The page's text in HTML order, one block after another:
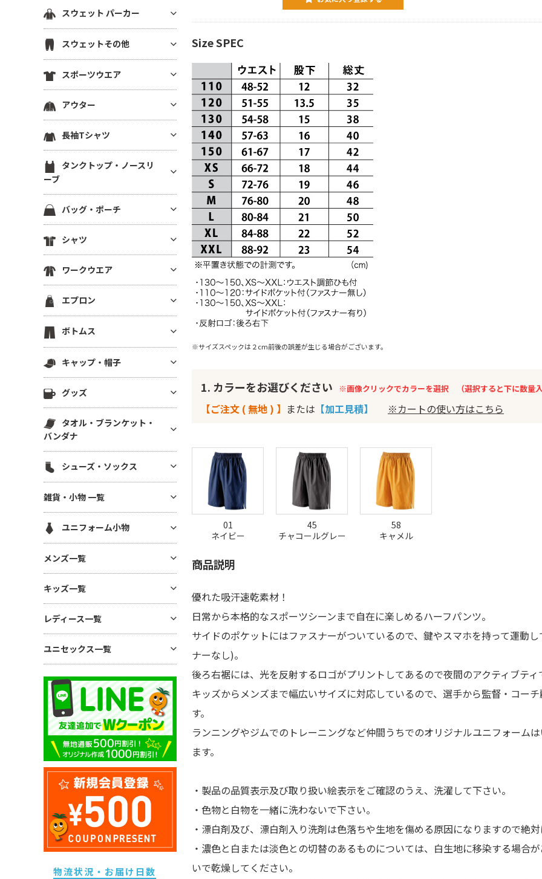
Size SPEC
※サイズスペックは２cm前後の誤差が生じる場合がございます。
1. カラーをお選びください ※画像クリックでカラーを選択 （選択すると下に数量入
【ご注文 ( 無地 ) 】 または 【加工見積】 ※カートの使い方はこちら
01
ネイビー
45
チャコールグレー
58
キャメル
商品説明
優れた吸汗速乾素材！
日常から本格的なスポーツシーンまで自在に楽しめるハーフパンツ。
サイドのポケットにはファスナーがついているので、鍵やスマホを持って運動
ナーなし)。
後ろ右裾には、光を反射するロゴがプリントしてあるので夜間のアクティブティ
キッズからメンズまで幅広いサイズに対応しているので、選手から監督・コー
す。
ランニングやジムでのトレーニングなど仲間うちでのオリジナルユニフォーム
ます。
・製品の品質表示及び取り扱い絵表示をご確認のうえ、洗濯して下さい。
・色物と白物を一緒に洗わないで下さい。
・漂白剤及び、漂白剤入り洗剤は色落ちや生地を傷める原因になりますので絶対
・濃色と白または淡色との切替のあるものについては、白生地に移染する場合
いで乾燥してください。
VネックTシャツ
ポケットTシャツ
オーガニック・天然素材Tシャ
ツ
リサイクル素材Tシャツ
7分袖・5分袖（ハーフスリー
ブ）
ラグランTシャツ
後染め・タイダイTシャツ
クロップドTシャツ
きれいめ・上質プレミアムTシ
ボーダーTシャツ
グラフィックTシャツ
ワンピース・チュニック
メンズカットソー
その他Tシャツ
ドライノースリーブTシャツ
ドライTシャツその他
綿ポロシャツ(半袖)
綿ポロシャツ(長袖)
鹿の子ポロシャツ
ポケ無しポロシャツ
ポケ付きポロシャツ
ボタンダウンポロシャツ
薄手トレーナー(8.9oz以下)
中肉トレーナー(9～10.9oz)
厚手トレーナー(11oz～)
裏毛(裏パイル)トレーナー
裏起毛トレーナー
ドライスウェット トレーナー
ビッグシルエット トレーナー
スウェット パーカー
プルオーバーパーカー
ジップパーカー
薄手パーカー(8.9oz以下)
中肉パーカー(9～10.9oz)
厚手パーカー(11oz～)
裏毛(裏パイル)パーカー
裏起毛パーカー
ドライスウェット パーカー
パーカーその他
スウェットその他
スウェットパンツ
スウェットショーツ
スウェットジャケット
スウェットカーディガン
半袖スウェット
スポーツウエア
スポーツウエア トップス(半袖)
スポーツウエア トップス(長袖)
スポーツウエア ノースリーブ
ジャージ トラックパンツ
ハーフパンツ・ショーツ
ロングパンツ
スポーツ用インナー
ビブス
スポーツ ソックス
スポーツアクセサリー
アウター
ブルゾン(裏地なし)
ブルゾン(裏地あり)
ブルゾン(厚手・防寒）
イベントブルゾン
コーチジャケット
スタジアムジャンパー
スポーツジャケット
フリースジャケット
ポンチョ
はっぴ
その他ジャケット・アウター
長袖Tシャツ
定番無地長袖Tシャツ
ドライ・機能性長袖Tシャツ
薄手長袖Tシャツ(4.9oz以下)
中肉長袖厚Tシャツ(5～5.5oz)
ヘビーウエイト長袖Tシャツ(5.
6～6.4oz)
厚手長袖Tシャツ(6.5oz～)
ビッグシルエット長袖Tシャツ
Vネック長袖Tシャツ
後染め・ピグメント長袖Tシャ
その他長袖Tシャツ
タンクトップ・ノースリ
ーブ
タンクトップ
ノースリーブ
ドライノースリーブ
キャミソール
バッグ・ポーチ
コットンバッグ
キャンバストートバッグ
ナイロン・ポリエステルバッグ
保冷・保温バッグ
デニムバッグ
ショルダーバッグ
サコッシュ・スマホショルダー
エコ素材(SDGs) バッグ・ポー
チ
麻(ヘンプ)・ジュートバッグ
ポーチ
シャツ
半袖シャツ
長袖シャツ
7分袖・5分袖シャツ
ワークシャツ
チェックシャツ
アロハ・柄物シャツ
シャツジャケット
ワークウエア
ワークシャツ(半袖)
ワークシャツ(長袖)
ワークパンツ
ワーク系アウター
つなぎ・オーバーオール
調理服・コックウェア
スクラブ
白衣・医療用ジャケット
ワンピース・ナースウエア
エプロン
胸当てエプロン
ショートエプロン
ミドルエプロン
ロング(ソムリエ)エプロン
帆前掛け
ボトムス
ロングパンツ
ハーフパンツ
ショーツ
スウェットパンツ(裏毛)
スウェットパンツ(裏起毛)
ワークパンツ
ドライ素材パンツ
コットン・T/Cパンツ
ナイロンパンツ
ミリタリーパンツ
レギンス・スパッツ
その他ボトムス
キャップ・帽子
キャップ
ニットキャップ
ハット
メッシュキャップ
コットンキャップ
フラットバイザーキャップ
キャスケット・ハンチング・ベ
レー
グッズ
マグカップ・湯呑
ボトル・タンブラー
ステーショナリー
アルバム・フォトフレーム
キーホルダー
モバイル・PC関連グッズ
デスク雑貨
生活雑貨
インテリア雑貨
時計
暑さ・紫外線対策 / 保冷グッ
ズ・扇風機
あったかグッズ・フリース
傘・レイングッズ
除菌・衛生・ヘルスケアグッズ
防災グッズ
ライト
ソックス
ラッピング・ショッパー・ギフ
トバッグ・包材
イベント・観戦グッズ
パーツ・付属品
スポーツグッズ
その他雑貨
タオル・ブランケット・
バンダナ
無地タオル
バンダナ(三角巾)・ハンカチ
ハンカチタオル
フェイスタオル
マフラータオル
バスタオル
リストバンド
シューズ・ソックス
シューズ
ソックス
雑貨・小物 一覧
ユニフォーム小物
ネクタイ・コックタイ
三角巾
バンダナ・スカーフ
メンズ一覧
メンズTシャツ
メンズ ドライTシャツ
メンズ ポロシャツ
メンズ トレーナー
メンズ パーカー
メンズ スウェットパンツ
メンズ ボトムス
メンズ 長袖Tシャツ
メンズ スポーツアイテム
メンズ ワークウエア
メンズ アウター
メンズ タンクトップ
メンズ シャツ
キッズ一覧
キッズTシャツ
ベビー用アイテム
キッズ ドライTシャツ
キッズ ドライポロシャツ
キッズ トレーナー
キッズ パーカー
キッズ スウェットパンツ
キッズ 長袖Tシャツ
キッズ スポーツアイテム
キッズ アウター
キッズ ボトムス
レディース一覧
レディース Tシャツ
レディース ドライTシャツ
レディース ポロシャツ
レディース ドライポロシャツ
レディース トレーナー
レディース パーカー
レディース スウェットパンツ
レディース 長袖Tシャツ
レディース スポーツアイテム
レディース ワークウエア
レディース シャツ
レディース アウター
レディース タンク・キャミ
ユニセックス一覧
ユニセックス ドライTシャツ
ユニセックス トレーナー
ユニセックス ポロシャツ
ユニセックス パーカー
ユニセックス 長袖Tシャツ
ユニセックス スポーツアイテム
ユニセックス アウター
ユニセックス シャツ
物流状況・お届け日数